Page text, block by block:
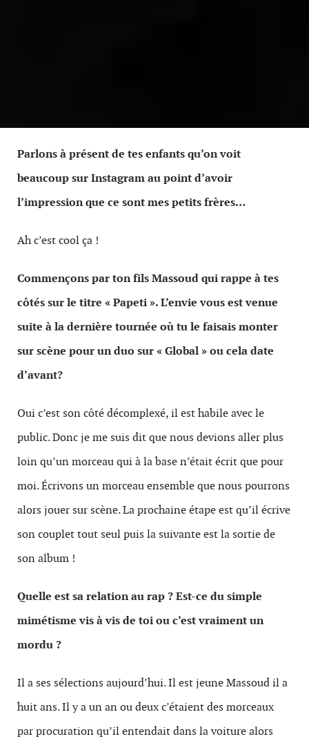
Parlons à présent de tes enfants qu’on voit
beaucoup sur Instagram au point d’avoir
l’impression que ce sont mes petits frères…
Ah c’est cool ça !
Commençons par ton fils Massoud qui rappe à tes
côtés sur le titre « Papeti ». L’envie vous est venue
suite à la dernière tournée où tu le faisais monter
sur scène pour un duo sur « Global » ou cela date
d’avant?
Oui c’est son côté décomplexé, il est habile avec le
public. Donc je me suis dit que nous devions aller plus
loin qu’un morceau qui à la base n’était écrit que pour
moi.Écrivons un morceau ensemble que nous pourrons
alors jouer sur scène. La prochaine étape est qu’il écrive
son couplet tout seul puis la suivante est la sortie de
son album !
Quelle est sa relation au rap ? Est-ce du simple
mimétisme vis à vis de toi ou c’est vraiment un
mordu ?
Il a ses sélections aujourd’hui. Il est jeune Massoud il a
huit ans. Il y a un an ou deux c’étaient des morceaux
par procuration qu’il entendait dans la voiture alors